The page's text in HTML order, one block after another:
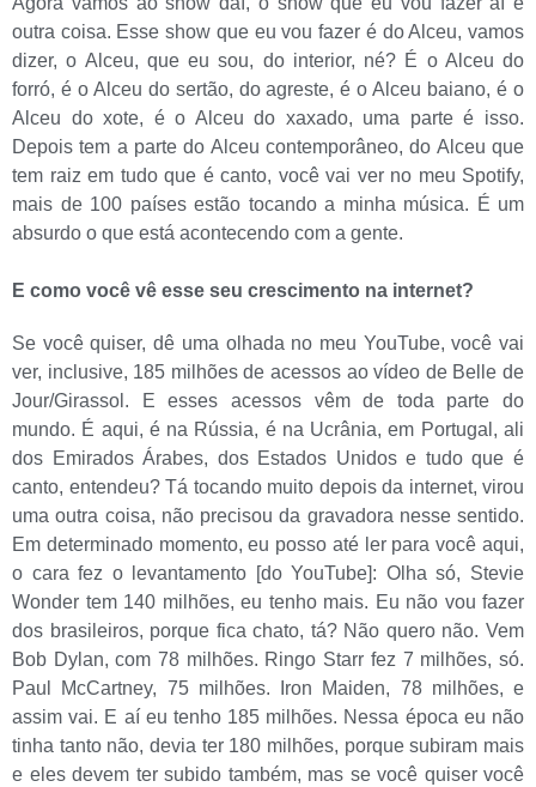
outra coisa. Esse show que eu vou fazer é do Alceu, vamos
dizer, o Alceu, que eu sou, do interior, né? É o Alceu do
forró, é o Alceu do sertão, do agreste, é o Alceu baiano, é o
Alceu do xote, é o Alceu do xaxado, uma parte é isso.
Depois tem a parte do Alceu contemporâneo, do Alceu que
tem raiz em tudo que é canto, você vai ver no meu Spotify,
mais de 100 países estão tocando a minha música. É um
absurdo o que está acontecendo com a gente.
E como você vê esse seu crescimento na internet?
Se você quiser, dê uma olhada no meu YouTube, você vai
ver, inclusive, 185 milhões de acessos ao vídeo de Belle de
Jour/Girassol. E esses acessos vêm de toda parte do
mundo. É aqui, é na Rússia, é na Ucrânia, em Portugal, ali
dos Emirados Árabes, dos Estados Unidos e tudo que é
canto, entendeu? Tá tocando muito depois da internet, virou
uma outra coisa, não precisou da gravadora nesse sentido.
Em determinado momento, eu posso até ler para você aqui,
o cara fez o levantamento [do YouTube]: Olha só, Stevie
Wonder tem 140 milhões, eu tenho mais. Eu não vou fazer
dos brasileiros, porque fica chato, tá? Não quero não. Vem
Bob Dylan, com 78 milhões. Ringo Starr fez 7 milhões, só.
Paul McCartney, 75 milhões. Iron Maiden, 78 milhões, e
assim vai. E aí eu tenho 185 milhões. Nessa época eu não
tinha tanto não, devia ter 180 milhões, porque subiram mais
e eles devem ter subido também, mas se você quiser você